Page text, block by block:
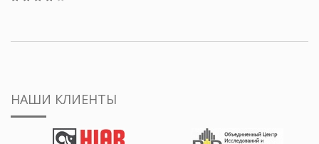
НАШИ КЛИЕНТЫ